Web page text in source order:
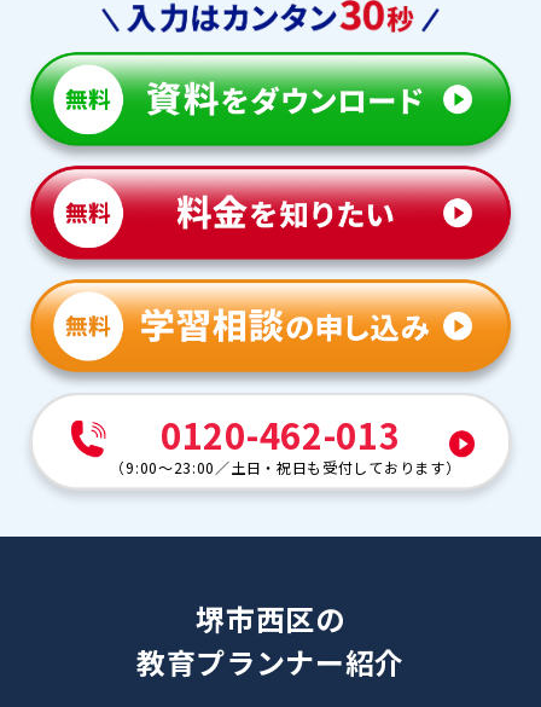
0120-462-013
（9:00～23:00 ／土日・祝日も受付しております）
堺市西区の
教育プランナー紹介